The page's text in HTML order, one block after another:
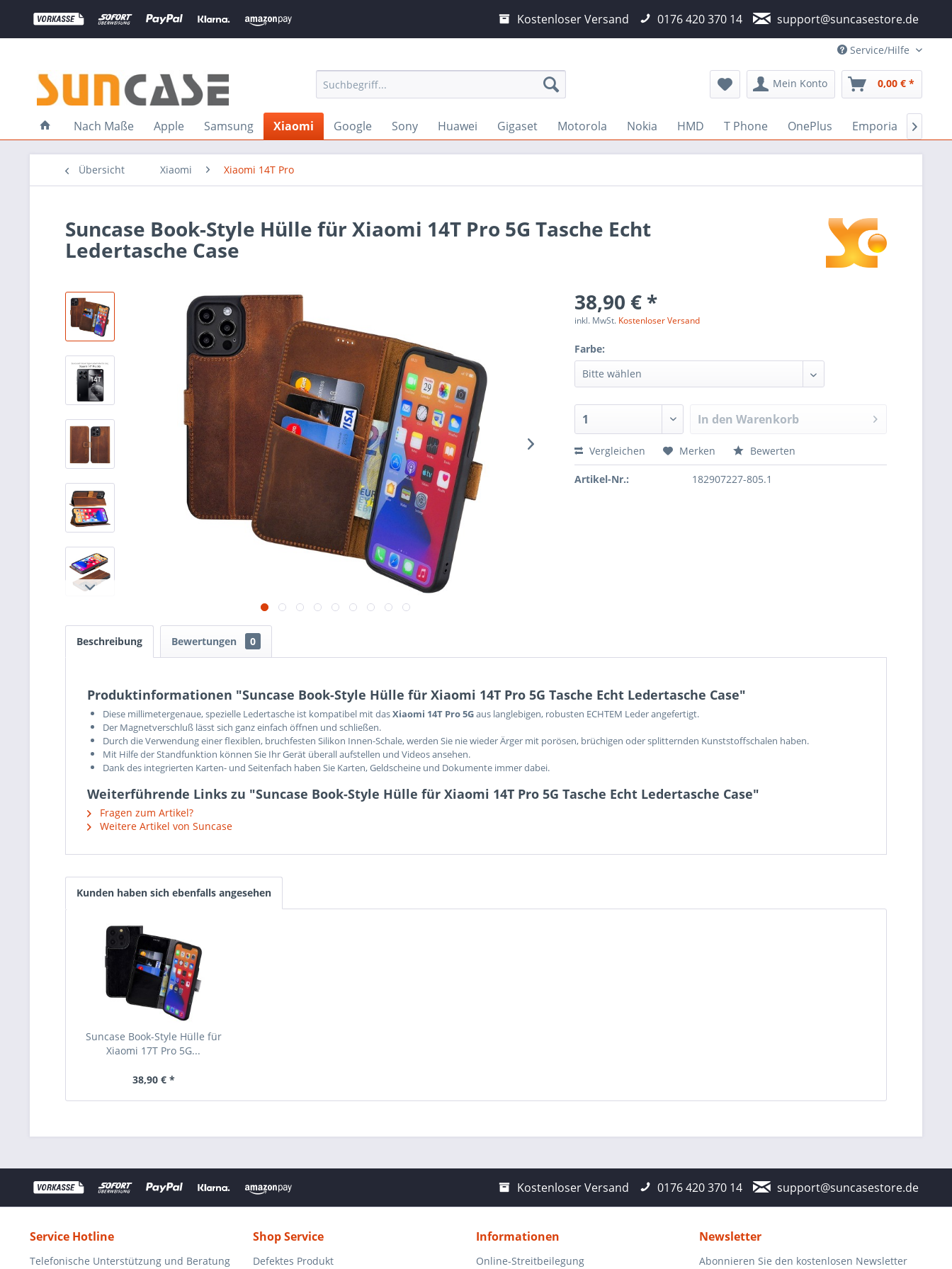
Kostenloser Versand 0176 420 370 14 support@suncasestore.de
Service/Hilfe
Mein Konto 0,00 € *
Nach Maße Apple Samsung Xiaomi Google Sony Huawei Gigaset Motorola Nokia HMD T Phone OnePlus Emporia 
Übersicht Xiaomi Xiaomi 14T Pro
Suncase Book-Style Hülle für Xiaomi 14T Pro 5G Tasche Echt
Ledertasche Case
38,90 € *
inkl. MwSt. Kostenloser Versand
Farbe:
In den Warenkorb
Vergleichen Merken Bewerten
Artikel-Nr.: 182907227-805.1
Beschreibung Bewertungen 0
Produktinformationen "Suncase Book-Style Hülle für Xiaomi 14T Pro 5G Tasche Echt Ledertasche Case"
Diese millimetergenaue, spezielle Ledertasche ist kompatibel mit dasXiaomi 14T Pro 5Gaus langlebigen, robusten ECHTEM Leder angefertigt.
Der Magnetverschluß lässt sich ganz einfach öffnen und schließen.
Durch die Verwendung einer flexiblen, bruchfesten Silikon Innen-Schale, werden Sie nie wieder Ärger mit porösen, brüchigen oder splitternden Kunststoffschalen haben.
Mit Hilfe der Standfunktion können Sie Ihr Gerät überall aufstellen und Videos ansehen.
Dank des integrierten Karten- und Seitenfach haben Sie Karten, Geldscheine und Dokumente immer dabei.
Weiterführende Links zu "Suncase Book-Style Hülle für Xiaomi 14T Pro 5G Tasche Echt Ledertasche Case"
Fragen zum Artikel?
Weitere Artikel von Suncase
Kunden haben sich ebenfalls angesehen
Suncase Book-Style Hülle für
Xiaomi 17T Pro 5G...
38,90 € *
Kostenloser Versand 0176 420 370 14 support@suncasestore.de
Service Hotline
Telefonische Unterstützung und Beratung
Shop Service
Defektes Produkt
Informationen
Online-Streitbeilegung
Newsletter
Abonnieren Sie den kostenlosen Newsletter